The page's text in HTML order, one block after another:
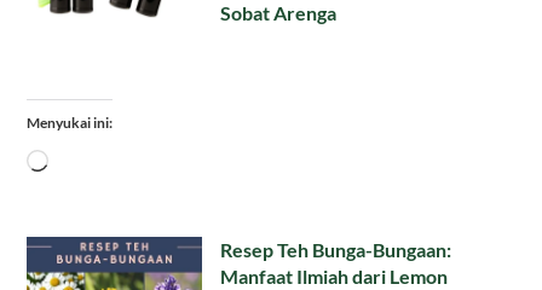
Sobat Arenga
Menyukai ini:
Memuat...
Resep Teh Bunga-Bungaan:
Manfaat Ilmiah dari Lemon